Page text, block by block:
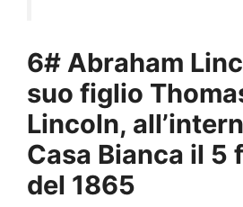
6# Abraham
suo figlio
Lincoln,
Casa Bianca il 5
del 1865